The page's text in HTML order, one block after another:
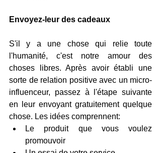
Envoyez-leur des cadeaux
S'il y a une chose qui relie toute
l'humanité, c'est notre amour des
choses libres. Après avoir établi une
sorte de relation positive avec un micro-
influenceur, passez à l'étape suivante
en leur envoyant gratuitement quelque
chose. Les idées comprennent:
Le produit que vous voulez
promouvoir